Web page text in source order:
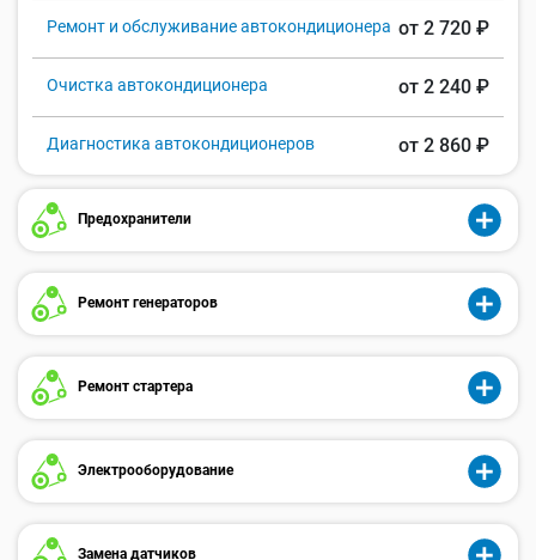
Ремонт и обслуживание автокондиционера от 2 720 ₽
Очистка автокондиционера от 2 240 ₽
Диагностика автокондиционеров от 2 860 ₽
Предохранители
Ремонт генераторов
Ремонт стартера
Электрооборудование
Замена датчиков